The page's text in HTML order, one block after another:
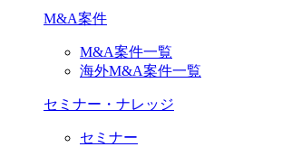
M&A案件
M&A案件一覧
海外M&A案件一覧
セミナー・ナレッジ
セミナー